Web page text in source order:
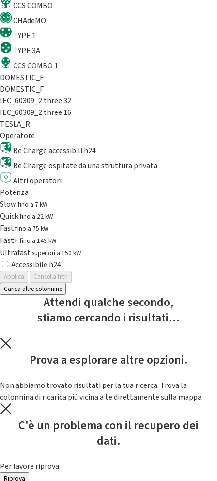
CCS COMBO
CHAdeMO
TYPE 1
TYPE 3A
CCS COMBO 1
DOMESTIC_E
DOMESTIC_F
IEC_60309_2 three 32
IEC_60309_2 three 16
TESLA_R
Operatore
Be Charge accessibili h24
Be Charge ospitate da una struttura privata
Altri operatori
Potenza
Slowfino a 7 kW
Quickfino a 22 kW
Fastfino a 75 kW
Fast+fino a 149 kW
Ultrafast superiori a 150 kW
Accessibile h24
Applica
Cancella filtri
Carica altre colonnine
Attendi qualche secondo,
stiamo cercando i risultati...
Prova a esplorare altre opzioni.
Non abbiamo trovato risultati per la tua ricerca. Trova la
colonnina di ricarica piú vicina a te direttamente sulla mappa.
C'è un problema con il recupero dei
dati.
Per favore riprova.
Riprova